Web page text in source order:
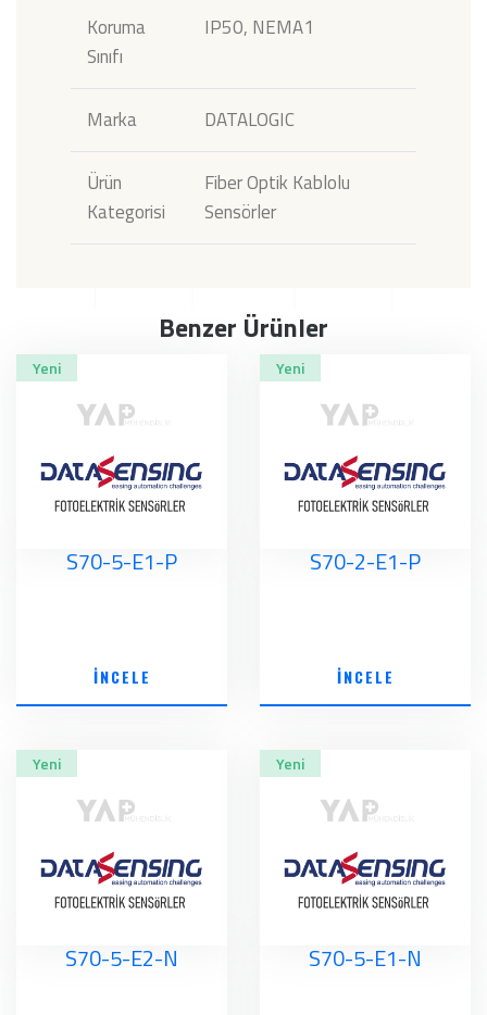
Koruma
Sınıfı
IP50, NEMA1
Marka DATALOGIC
Ürün
Kategorisi
Fiber Optik Kablolu
Sensörler
Benzer Ürünler
Yeni
S70-5-E1-P
İNCELE
Yeni
S70-2-E1-P
İNCELE
Yeni
S70-5-E2-N
Yeni
S70-5-E1-N